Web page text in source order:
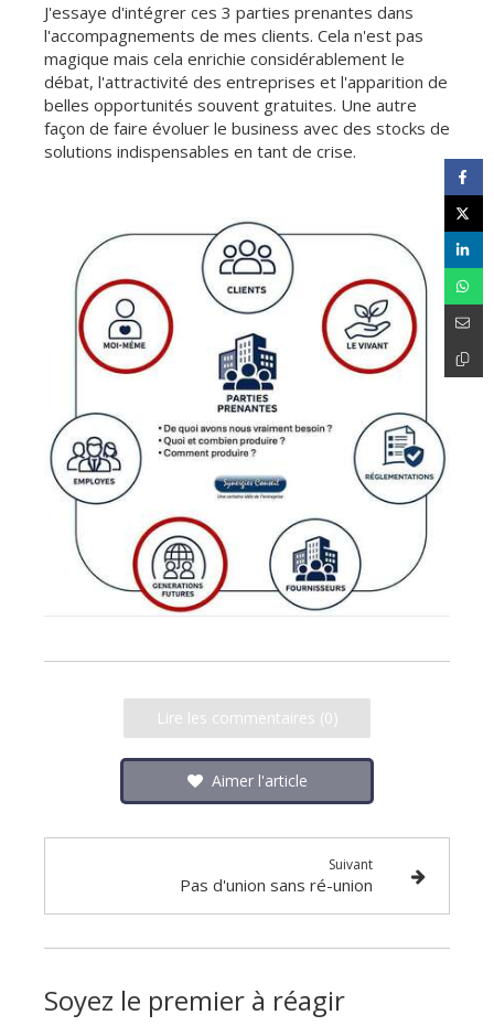
J'essaye d'intégrer ces 3 parties prenantes dans
l'accompagnements de mes clients. Cela n'est pas
magique mais cela enrichie considérablement le
débat, l'attractivité des entreprises et l'apparition de
belles opportunités souvent gratuites. Une autre
façon de faire évoluer le business avec des stocks de
solutions indispensables en tant de crise.
Lire les commentaires (0)
Aimer l'article
Suivant
Pas d'union sans ré-union
Soyez le premier à réagir